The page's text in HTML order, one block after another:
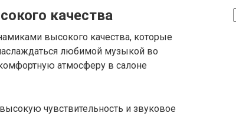
качества
высокого качества, которые
любимой музыкой во
атмосферу в салоне
чувствительность и звуковое